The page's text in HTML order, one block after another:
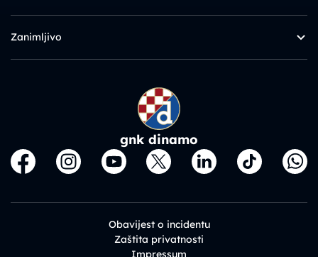
Zanimljivo
gnk dinamo
Obavijest o incidentu
Zaštita privatnosti
Impressum